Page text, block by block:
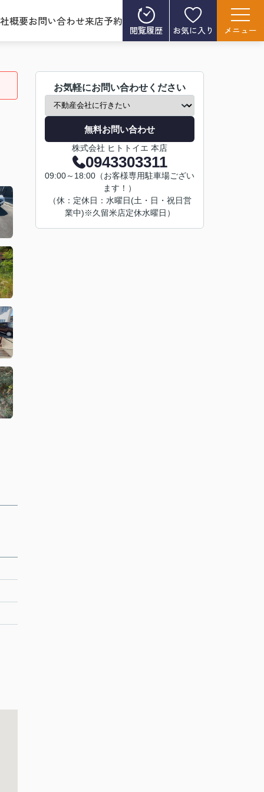
概要お問い合わせ来店予約
閲覧履歴 お気に入り メニュー
お気軽にお問い合わせください
無料お問い合わせ
株式会社 ヒトトイエ 本店
0943303311
09:00～18:00（お客様専用駐車場ござい
ます！）
（休：定休日：水曜日(土・日・祝日営
業中)※久留米店定休水曜日）